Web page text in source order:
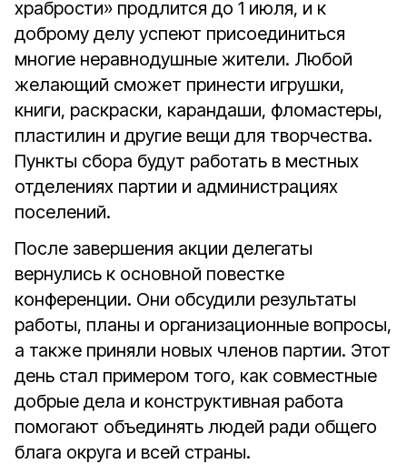
храбрости» продлится до 1 июля, и к
доброму делу успеют присоединиться
многие неравнодушные жители. Любой
желающий сможет принести игрушки,
книги, раскраски, карандаши, фломастеры,
пластилин и другие вещи для творчества.
Пункты сбора будут работать в местных
отделениях партии и администрациях
поселений.
После завершения акции делегаты
вернулись к основной повестке
конференции. Они обсудили результаты
работы, планы и организационные вопросы,
а также приняли новых членов партии. Этот
день стал примером того, как совместные
добрые дела и конструктивная работа
помогают объединять людей ради общего
блага округа и всей страны.